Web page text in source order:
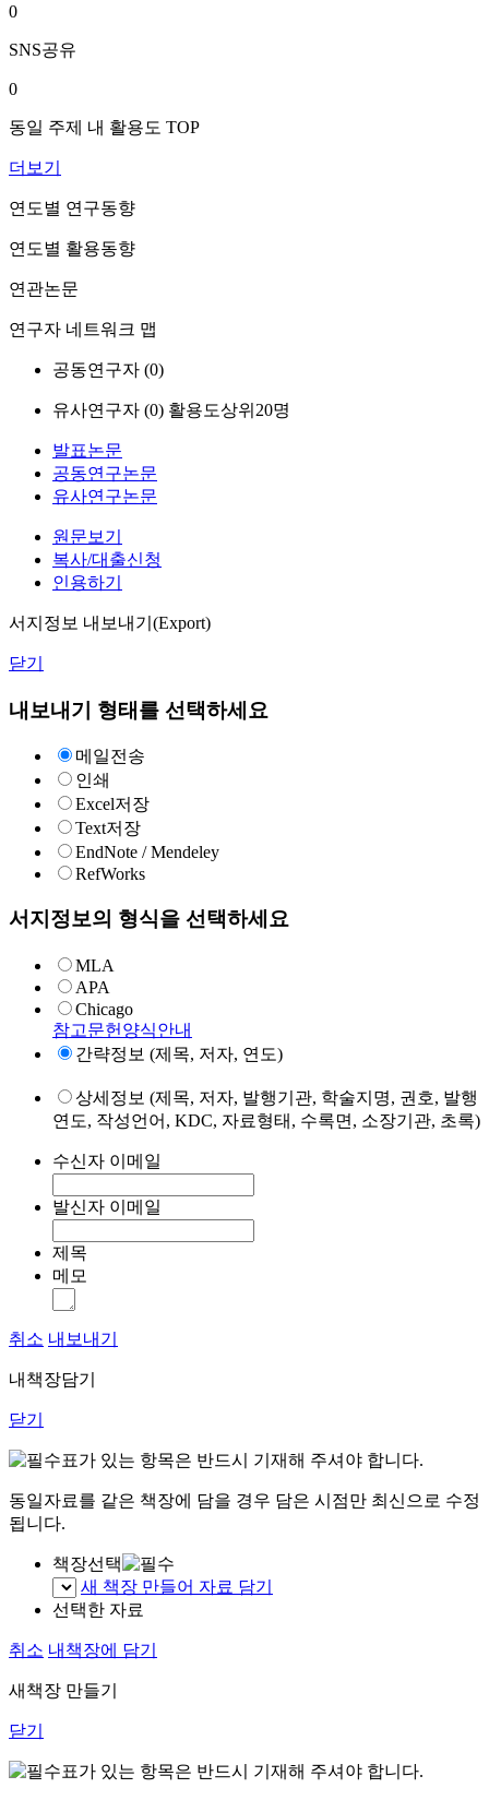
0
SNS공유
0
동일 주제 내 활용도 TOP
더보기
연도별 연구동향
연도별 활용동향
연관논문
연구자 네트워크 맵
공동연구자 (0)
유사연구자 (0) 활용도상위20명
발표논문
공동연구논문
유사연구논문
원문보기
복사/대출신청
인용하기
서지정보 내보내기(Export)
닫기
내보내기 형태를 선택하세요
메일전송
인쇄
Excel저장
Text저장
EndNote / Mendeley
RefWorks
서지정보의 형식을 선택하세요
MLA
APA
Chicago
참고문헌양식안내
간략정보 (제목, 저자, 연도)
상세정보 (제목, 저자, 발행기관, 학술지명, 권호, 발행
연도, 작성언어, KDC, 자료형태, 수록면, 소장기관, 초록)
수신자 이메일
발신자 이메일
제목
메모
취소 내보내기
내책장담기
닫기
표가 있는 항목은 반드시 기재해 주셔야 합니다.
동일자료를 같은 책장에 담을 경우 담은 시점만 최신으로 수정
됩니다.
책장선택
새 책장 만들어 자료 담기
선택한 자료
취소 내책장에 담기
새책장 만들기
닫기
표가 있는 항목은 반드시 기재해 주셔야 합니다.